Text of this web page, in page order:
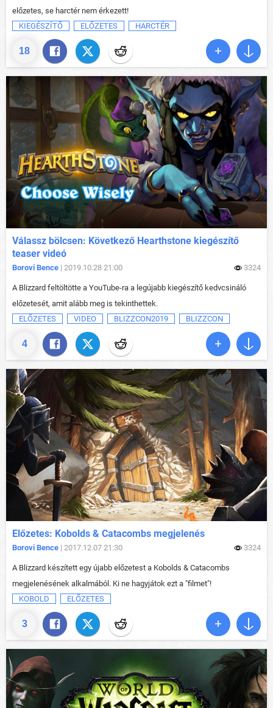
18
előzetes, se harctér nem érkezett!
KIEGÉSZÍTŐ
ELŐZETES HARCTÉR
4
Válassz bölcsen: Következő Hearthstone kiegészítő
teaser videó
Borovi Bence | 2019.10.28 21:00 3324
A Blizzard feltöltötte a YouTube-ra a legújabb kiegészítő kedvcsináló
előzetesét, amit alább meg is tekinthettek.
ELŐZETES
VIDEO BLIZZCON2019 BLIZZCON
3
Előzetes: Kobolds & Catacombs megjelenés
Borovi Bence | 2017.12.07 21:30 3324
A Blizzard készített egy újabb előzetest a Kobolds & Catacombs
megjelenésének alkalmából. Ki ne hagyjátok ezt a "filmet"!
KOBOLD
ELŐZETES